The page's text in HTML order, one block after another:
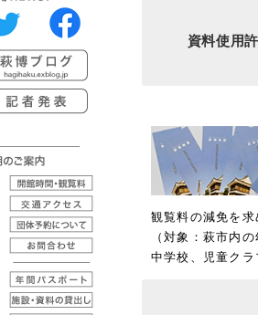
資料使用
観覧料の減免を
（対象：萩市内
中学校、児童クラ